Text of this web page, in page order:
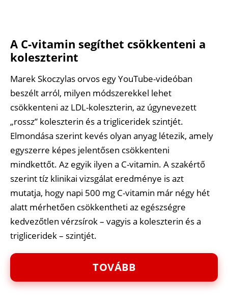
A C-vitamin segíthet csökkenteni a
koleszterint
Marek Skoczylas orvos egy YouTube-videóban
beszélt arról, milyen módszerekkel lehet
csökkenteni az LDL-koleszterin, az úgynevezett
„rossz” koleszterin és a trigliceridek szintjét.
Elmondása szerint kevés olyan anyag létezik, amely
egyszerre képes jelentősen csökkenteni
mindkettőt. Az egyik ilyen a C-vitamin. A szakértő
szerint tíz klinikai vizsgálat eredménye is azt
mutatja, hogy napi 500 mg C-vitamin már négy hét
alatt mérhetően csökkentheti az egészségre
kedvezőtlen vérzsírok – vagyis a koleszterin és a
trigliceridek – szintjét.
TOVÁBB